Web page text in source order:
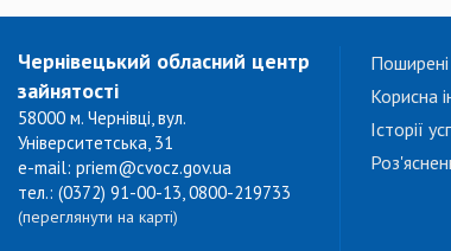
Чернівецький обласний центр
зайнятості
58000 м. Чернівці, вул.
Університетська, 31
e-mail: priem@cvocz.gov.ua
тел.: (0372) 91-00-13, 0800-219733
(переглянути на карті)
Корисна
Історії